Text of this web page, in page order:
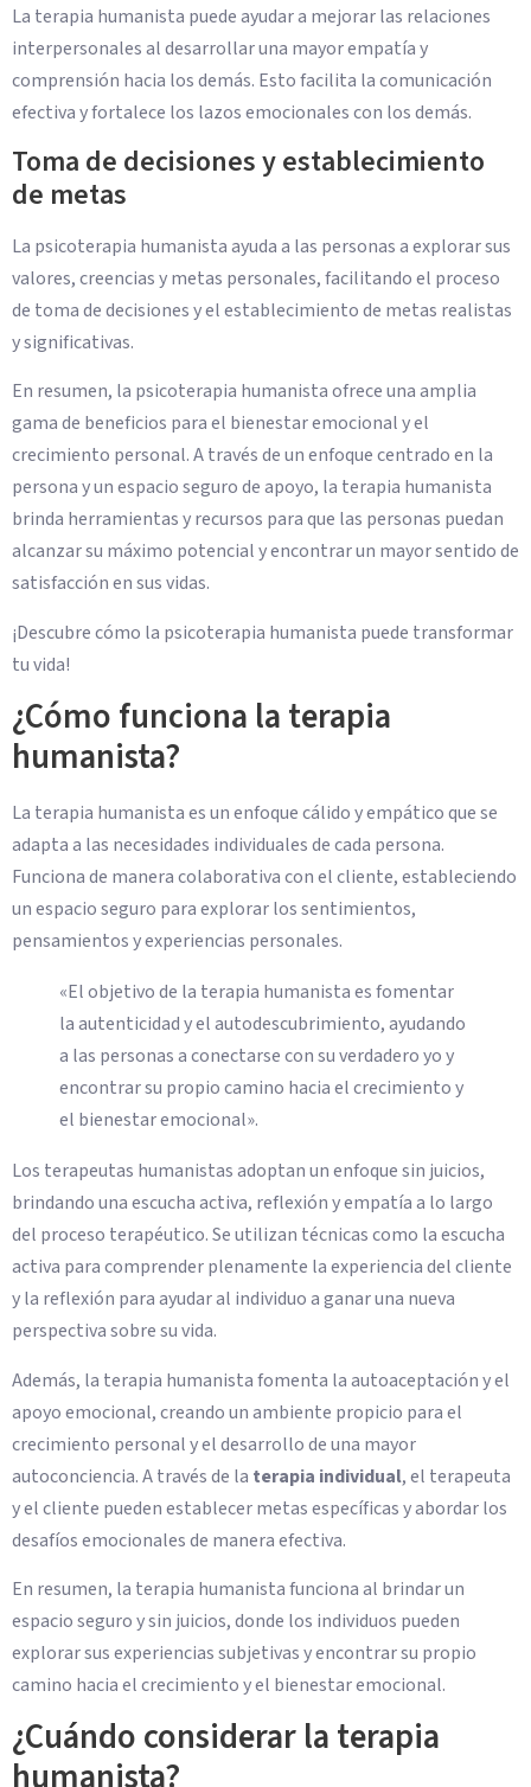
La terapia humanista puede ayudar a mejorar las relaciones
interpersonales al desarrollar una mayor empatía y
comprensión hacia los demás. Esto facilita la comunicación
efectiva y fortalece los lazos emocionales con los demás.
Toma de decisiones y establecimiento
de metas
La psicoterapia humanista ayuda a las personas a explorar sus
valores, creencias y metas personales, facilitando el proceso
de toma de decisiones y el establecimiento de metas realistas
y significativas.
En resumen, la psicoterapia humanista ofrece una amplia
gama de beneficios para el bienestar emocional y el
crecimiento personal. A través de un enfoque centrado en la
persona y un espacio seguro de apoyo, la terapia humanista
brinda herramientas y recursos para que las personas puedan
alcanzar su máximo potencial y encontrar un mayor sentido de
satisfacción en sus vidas.
¡Descubre cómo la psicoterapia humanista puede transformar
tu vida!
¿Cómo funciona la terapia
humanista?
La terapia humanista es un enfoque cálido y empático que se
adapta a las necesidades individuales de cada persona.
Funciona de manera colaborativa con el cliente, estableciendo
un espacio seguro para explorar los sentimientos,
pensamientos y experiencias personales.
«El objetivo de la terapia humanista es fomentar
la autenticidad y el autodescubrimiento, ayudando
a las personas a conectarse con su verdadero yo y
encontrar su propio camino hacia el crecimiento y
el bienestar emocional».
Los terapeutas humanistas adoptan un enfoque sin juicios,
brindando una escucha activa, reflexión y empatía a lo largo
del proceso terapéutico. Se utilizan técnicas como la escucha
activa para comprender plenamente la experiencia del cliente
y la reflexión para ayudar al individuo a ganar una nueva
perspectiva sobre su vida.
Además, la terapia humanista fomenta la autoaceptación y el
apoyo emocional, creando un ambiente propicio para el
crecimiento personal y el desarrollo de una mayor
autoconciencia. A través de la terapia individual, el terapeuta
y el cliente pueden establecer metas específicas y abordar los
desafíos emocionales de manera efectiva.
En resumen, la terapia humanista funciona al brindar un
espacio seguro y sin juicios, donde los individuos pueden
explorar sus experiencias subjetivas y encontrar su propio
camino hacia el crecimiento y el bienestar emocional.
¿Cuándo considerar la terapia